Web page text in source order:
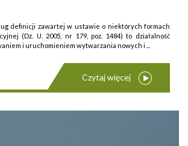
definicji zawartej w ustawie o niektórych formach
(Dz. U. 2005, nr 179, poz. 1484) to działalność
i uruchomieniem wytwarzania nowych i ...
Czytaj więcej